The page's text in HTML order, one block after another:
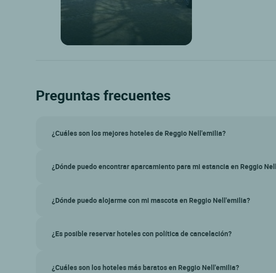
Preguntas frecuentes
¿Cuáles son los mejores hoteles de Reggio Nell'emilia?
¿Dónde puedo encontrar aparcamiento para mi estancia en Reggio
¿Dónde puedo alojarme con mi mascota en Reggio Nell'emilia?
¿Es posible reservar hoteles con política de cancelación?
¿Cuáles son los hoteles más baratos en Reggio Nell'emilia?